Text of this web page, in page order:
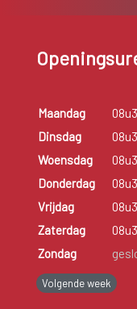
Maandag
Dinsdag
Woensdag
Donderdag
Vrijdag
Zaterdag
Zondag
Volgende week